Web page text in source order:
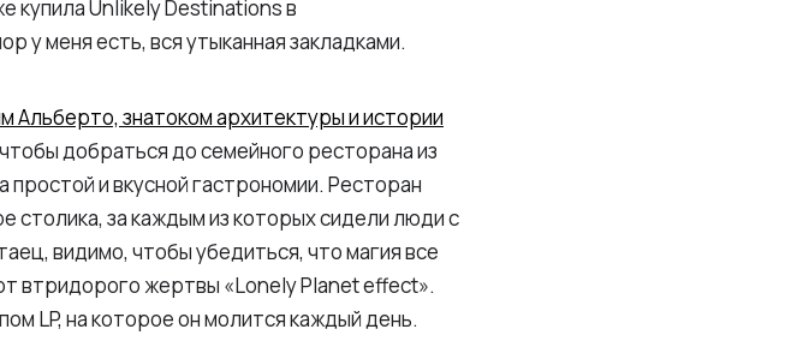
купила Unlikely Destinations в
у меня есть, вся утыканная закладками.
Альберто, знатоком архитектуры и истории
добраться до семейного ресторана из
и вкусной гастрономии. Ресторан
столика, за каждым из которых сидели люди с
видимо, чтобы убедиться, что магия все
втридорого жертвы «Lonely Planet effect».
LP, на которое он молится каждый день.